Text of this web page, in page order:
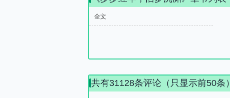
全文
共有31128条评论（只显示前50条）